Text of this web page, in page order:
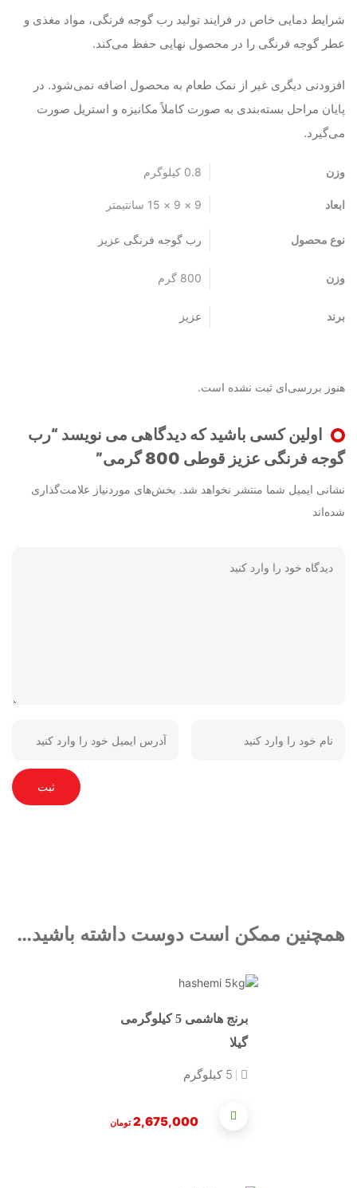
دمایی خاص در فرایند تولید رب گوجه فرنگی، مواد مغذی و
گوجه فرنگی را در محصول نهایی حفظ می‌کند.
دیگری غیر از نمک طعام به محصول اضافه نمی‌شود. در
مراحل بسته‌بندی به صورت کاملاً مکانیزه و استریل صورت
0.8 کیلوگرم
محصول رب گوجه فرنگی عزیز
800 گرم
عزیز
بررسی‌ای ثبت نشده است.
اولین کسی باشید که دیدگاهی می نویسد “رب
فرنگی عزیز قوطی 800 گرمی”
ایمیل شما منتشر نخواهد شد. بخش‌های موردنیاز علامت‌گذاری
ممکن است دوست داشته باشید…
برنج هاشمی 5 کیلوگرمی
گیلا
5 کیلوگرم
2,675,000 تومان